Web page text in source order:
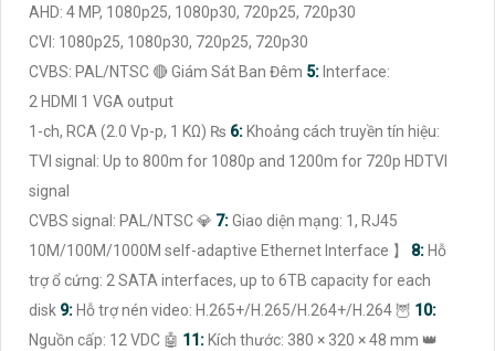
AHD: 4 MP, 1080p25, 1080p30, 720p25, 720p30
CVI: 1080p25, 1080p30, 720p25, 720p30
CVBS: PAL/NTSC 🔴 Giám Sát Ban Đêm 5: Interface:
2 HDMI 1 VGA output
1-ch, RCA (2.0 Vp-p, 1 KΩ) ₨ 6: Khoảng cách truyền tín hiệu:
TVI signal: Up to 800m for 1080p and 1200m for 720p HDTVI
signal
CVBS signal: PAL/NTSC 💎 7:Giao diện mạng: 1, RJ45
10M/100M/1000M self-adaptive Ethernet Interface 】 8: Hỗ
trợ ổ cứng: 2 SATA interfaces, up to 6TB capacity for each
disk 9: Hỗ trợ nén video: H.265+/H.265/H.264+/H.264 🦉 10:
Nguồn cấp: 12 VDC 🤖️ 11: Kích thước: 380 × 320 × 48 mm 👑